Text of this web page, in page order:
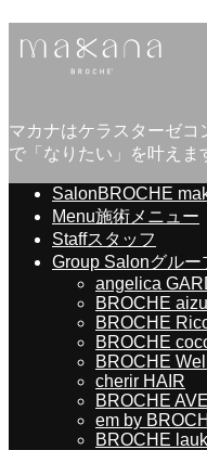
マカナはケラスターゼコ
で「なりたい」を叶えま
SalonBROCHE
Menu施術メニュー
Staffスタッフ
Group Salonグルー
angelica
BROCHE aizu
BROCHE
BROCHE
BROCHE
cherir HAIR
BROCHE
em by
BROCHE